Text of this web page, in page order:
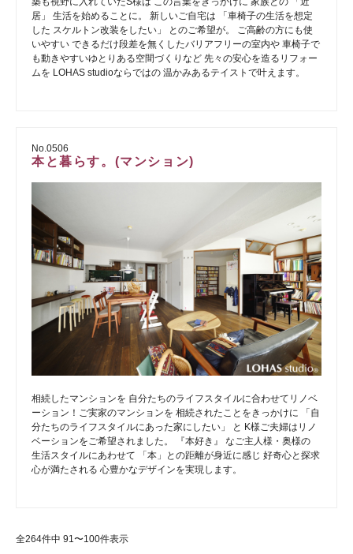
居」 生活を始めることに。 新しいご自宅は 「車椅子の生活を想定
した スケルトン改装をしたい」 とのご希望が。 ご高齢の方にも使
いやすい できるだけ段差を無くしたバリアフリーの室内や 車椅子で
も動きやすいゆとりある空間づくりなど 先々の安心を造るリフォー
ムを LOHAS studioならではの 温かみあるテイストで叶えます。
No.0506
本と暮らす。(マンション)
相続したマンションを 自分たちのライフスタイルに合わせてリノベ
ーション！ご実家のマンションを 相続されたことをきっかけに 「自
分たちのライフスタイルにあった家にしたい」 と K様ご夫婦はリノ
ベーションをご希望されました。 『本好き』 なご主人様・奥様の
生活スタイルにあわせて 「本」との距離が身近に感じ 好奇心と探求
心が満たされる 心豊かなデザインを実現します。
全264件中 91〜100件表示